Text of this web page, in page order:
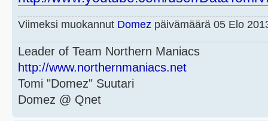
Viimeksi muokannut Domez päivämäärä 05 Elo
Leader of Team Northern Maniacs
http://www.northernmaniacs.net
Tomi "Domez" Suutari
Domez @ Qnet